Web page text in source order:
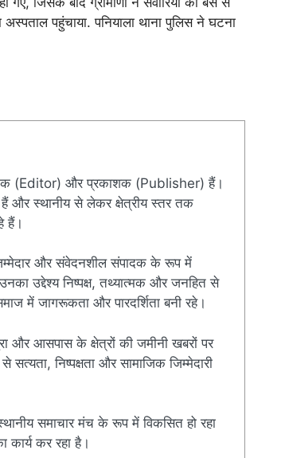
पहुंचाया. पनियाला थाना पुलिस ने घटना
(Editor) और प्रकाशक (Publisher) हैं।
और स्थानीय से लेकर क्षेत्रीय स्तर तक
हैं।
और संवेदनशील संपादक के रूप में
उद्देश्य निष्पक्ष, तथ्यात्मक और जनहित से
में जागरूकता और पारदर्शिता बनी रहे।
और आसपास के क्षेत्रों की जमीनी खबरों पर
निष्पक्षता और सामाजिक जिम्मेदारी
समाचार मंच के रूप में विकसित हो रहा
कर रहा है।